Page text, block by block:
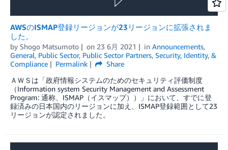
AWSのISMAP登録リージョンが23リージョンに拡張されま
した。
by Shogo Matsumoto on 23 6月 2021 in Announcements,
General, Public Sector, Public Sector Partners, Security, Identity, &
Compliance
Permalink
Share
ＡＷＳは「政府情報システムのためのセキュリティ評価制度
（Information system Security Management and Assessment
Program: 通称、ISMAP（イスマップ））」において、すでに登
録済みの日本国内のリージョンに加え、ISMAP登録範囲として23
リージョンが認定されました。